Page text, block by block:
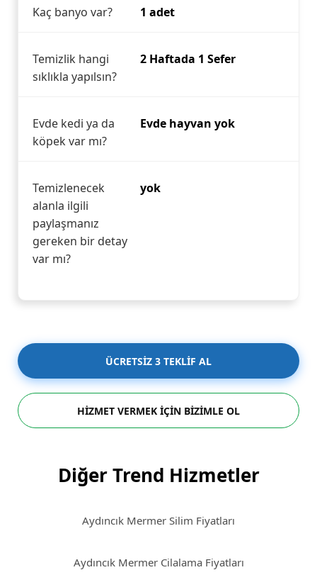
Kaç banyo var? 1 adet
Temizlik hangi
sıklıkla yapılsın?
2 Haftada 1 Sefer
Evde kedi ya da
köpek var mı?
Evde hayvan yok
Temizlenecek
alanla ilgili
paylaşmanız
gereken bir detay
var mı?
yok
ÜCRETSİZ 3 TEKLİF AL
HİZMET VERMEK İÇİN BİZİMLE OL
Diğer Trend Hizmetler
Aydıncık Mermer Silim Fiyatları
Aydıncık Mermer Cilalama Fiyatları